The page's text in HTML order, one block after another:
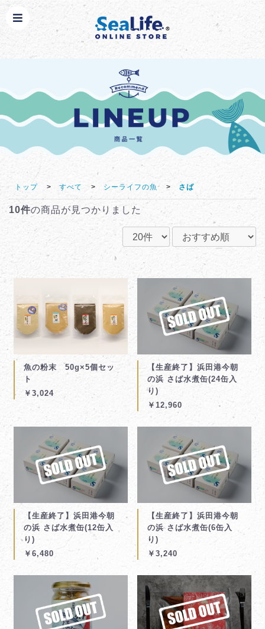
トップ > すべて > シーライフの魚 > さば
10件の商品が見つかりました
魚の粉末 50g×5個セッ
ト
￥3,024
【生産終了】浜田港今朝
の浜 さば水煮缶(24缶入
り)
￥12,960
【生産終了】浜田港今朝
の浜 さば水煮缶(12缶入
り)
￥6,480
【生産終了】浜田港今朝
の浜 さば水煮缶(6缶入
り)
￥3,240